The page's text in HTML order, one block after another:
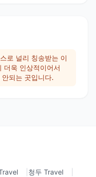
로 널리 칭송받는 이
더욱 인상적이어서
되는 곳입니다.
청두 Travel